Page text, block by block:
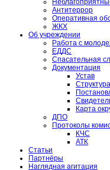
Антитеррор
Оперативная
ЖКХ
Об учреждении
Работа с
ЕДДС
Спасательная
Документация
Устав
Структура
Карта
ДПО
Протоколы
КЧС
АТК
Статьи
Партнёры
Наглядная агитация